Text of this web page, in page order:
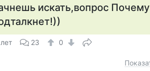
искать,вопрос
23 0